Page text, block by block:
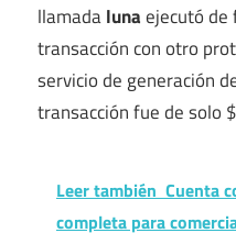
llamadalunaejecutó de
transacción con otro
servicio de generación
transacción fue de solo
Leer también Cuenta
completa para